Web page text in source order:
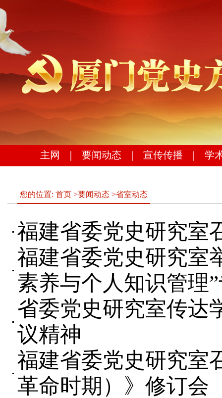
主网 要闻动态 宣传传播 学
您的位置: 首页 >要闻动态 >省室动态
福建省委党史研究室
福建省委党史研究室
素养与个人知识管理
省委党史研究室传达
议精神
福建省委党史研究室
革命时期）》修订会